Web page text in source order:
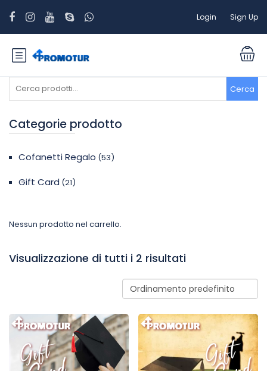
Login Sign Up
Cerca
Categorie prodotto
Cofanetti Regalo (53)
Gift Card (21)
Nessun prodotto nel carrello.
Visualizzazione di tutti i 2 risultati